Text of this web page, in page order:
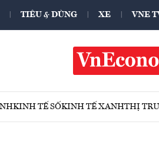
TIÊU & DÙNG XE VNE
KINH TẾ SỐKINH TẾ XANHTHỊ